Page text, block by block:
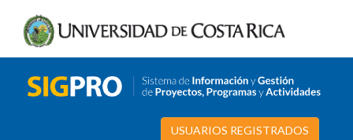
USUARIOS REGISTRADOS